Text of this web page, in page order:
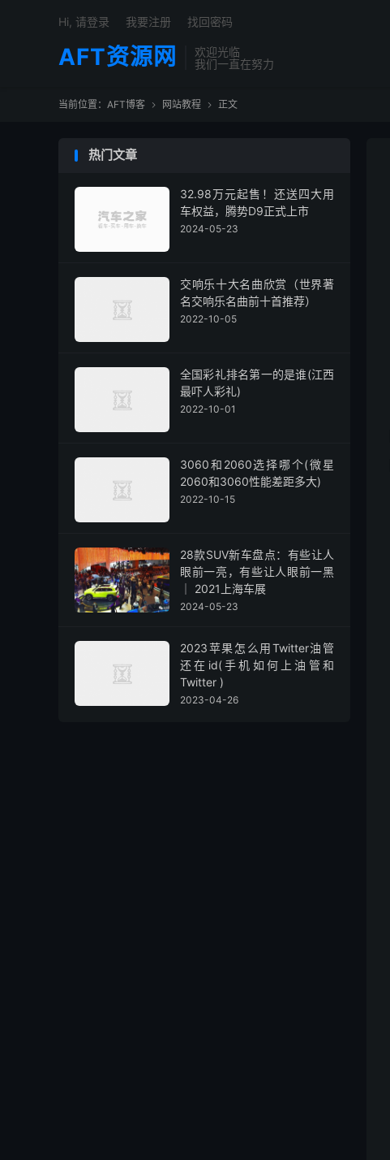
AFT资源网
欢迎光临
我们一直在努力
Hi, 请登录 我要注册 找回密码
当前位置： AFT博客  网站教程  正文
热门文章
32.98万元起售！还送四大用
车权益，腾势D9正式上市
2024-05-23
交响乐十大名曲欣赏（世界著
名交响乐名曲前十首推荐）
2022-10-05
全国彩礼排名第一的是谁(江西
最吓人彩礼)
2022-10-01
3060和2060选择哪个(微星
2060和3060性能差距多大)
2022-10-15
28款SUV新车盘点：有些让人
眼前一亮，有些让人眼前一黑
｜ 2021上海车展
2024-05-23
2023苹果怎么用Twitter油管
还在id(手机如何上油管和
Twitter )
2023-04-26